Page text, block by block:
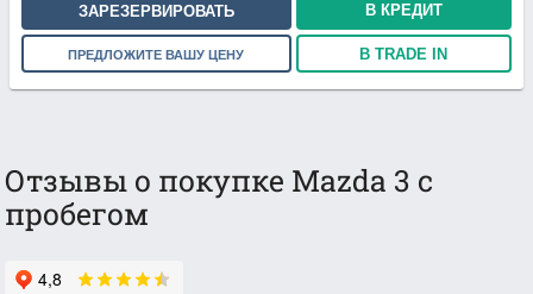
ЗАРЕЗЕРВИРОВАТЬ В КРЕДИТ
ПРЕДЛОЖИТЕ ВАШУ ЦЕНУ В TRADE IN
Отзывы о покупке Mazda 3 с
пробегом